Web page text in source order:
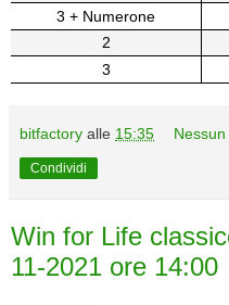
3 + Numerone
2
3
bitfactory alle 15:35
Condividi
Win for Life
11-2021 ore 14:00